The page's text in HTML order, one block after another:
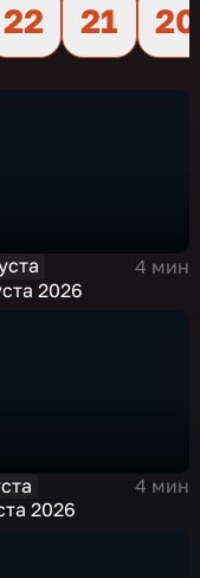
22 21
20
4 мин
2026
4 мин
2026